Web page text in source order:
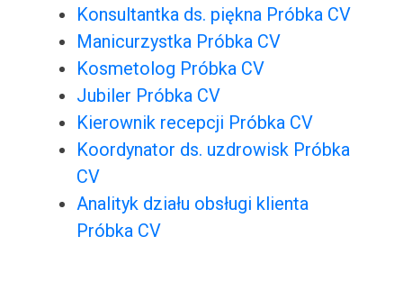
Konsultantka ds. piękna Próbka CV
Manicurzystka Próbka CV
Kosmetolog Próbka CV
Jubiler Próbka CV
Kierownik recepcji Próbka CV
Koordynator ds. uzdrowisk Próbka
CV
Analityk działu obsługi klienta
Próbka CV